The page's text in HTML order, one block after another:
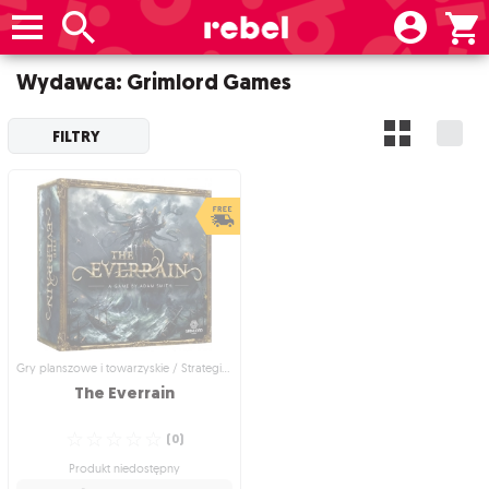
Wydawca: Grimlord Games
FILTRY
Gry planszowe i towarzyskie / Strategiczne gry planszowe
The Everrain
(0)
Produkt niedostępny